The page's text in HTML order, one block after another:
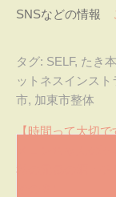
SNSなどの情報
タグ: SELF, たき
ットネスインスト
市, 加東市整体
投
【時間って大切で
私の元気の源・